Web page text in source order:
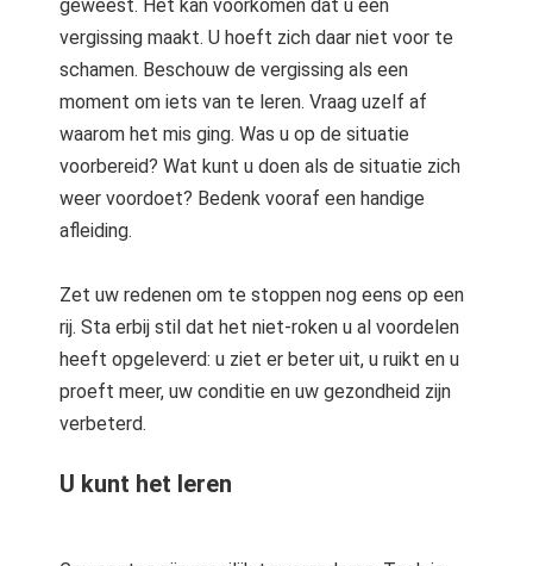
geweest. Het kan voorkomen dat u een
vergissing maakt. U hoeft zich daar niet voor te
schamen. Beschouw de vergissing als een
moment om iets van te leren. Vraag uzelf af
waarom het mis ging. Was u op de situatie
voorbereid? Wat kunt u doen als de situatie zich
weer voordoet? Bedenk vooraf een handige
afleiding.
Zet uw redenen om te stoppen nog eens op een
rij. Sta erbij stil dat het niet-roken u al voordelen
heeft opgeleverd: u ziet er beter uit, u ruikt en u
proeft meer, uw conditie en uw gezondheid zijn
verbeterd.
U kunt het leren